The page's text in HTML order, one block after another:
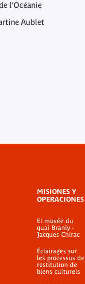
l’Océanie
Aublet
MISIONES Y
OPERACIONES
El musée du
quai Branly -
Jacques Chirac
Éclairages sur
les processus de
restitution de
biens culturels